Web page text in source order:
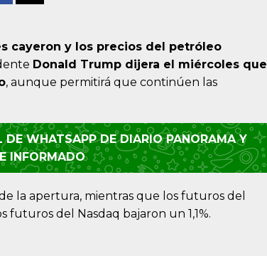
cayeron y los precios del petróleo
Donald Trump dijera el miércoles que
, aunque permitirá que continúen las
WHATSAPP DE DIARIO PANORAMA Y
INFORMADO
la apertura, mientras que los futuros del
futuros del Nasdaq bajaron un 1,1%.